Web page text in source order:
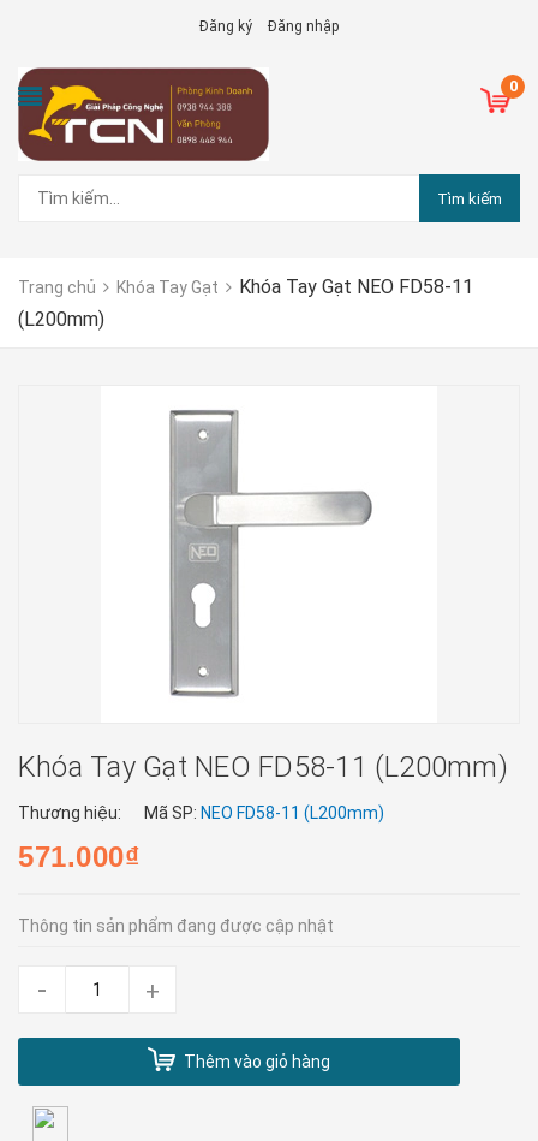
Đăng ký Đăng nhập
0
Tìm kiếm
Trang chủ Khóa Tay Gạt
Khóa Tay Gạt NEO FD58-11
(L200mm)
Khóa Tay Gạt NEO FD58-11 (L200mm)
Thương hiệu: Mã SP: NEO FD58-11 (L200mm)
571.000₫
Thông tin sản phẩm đang được cập nhật
- +
Thêm vào giỏ hàng